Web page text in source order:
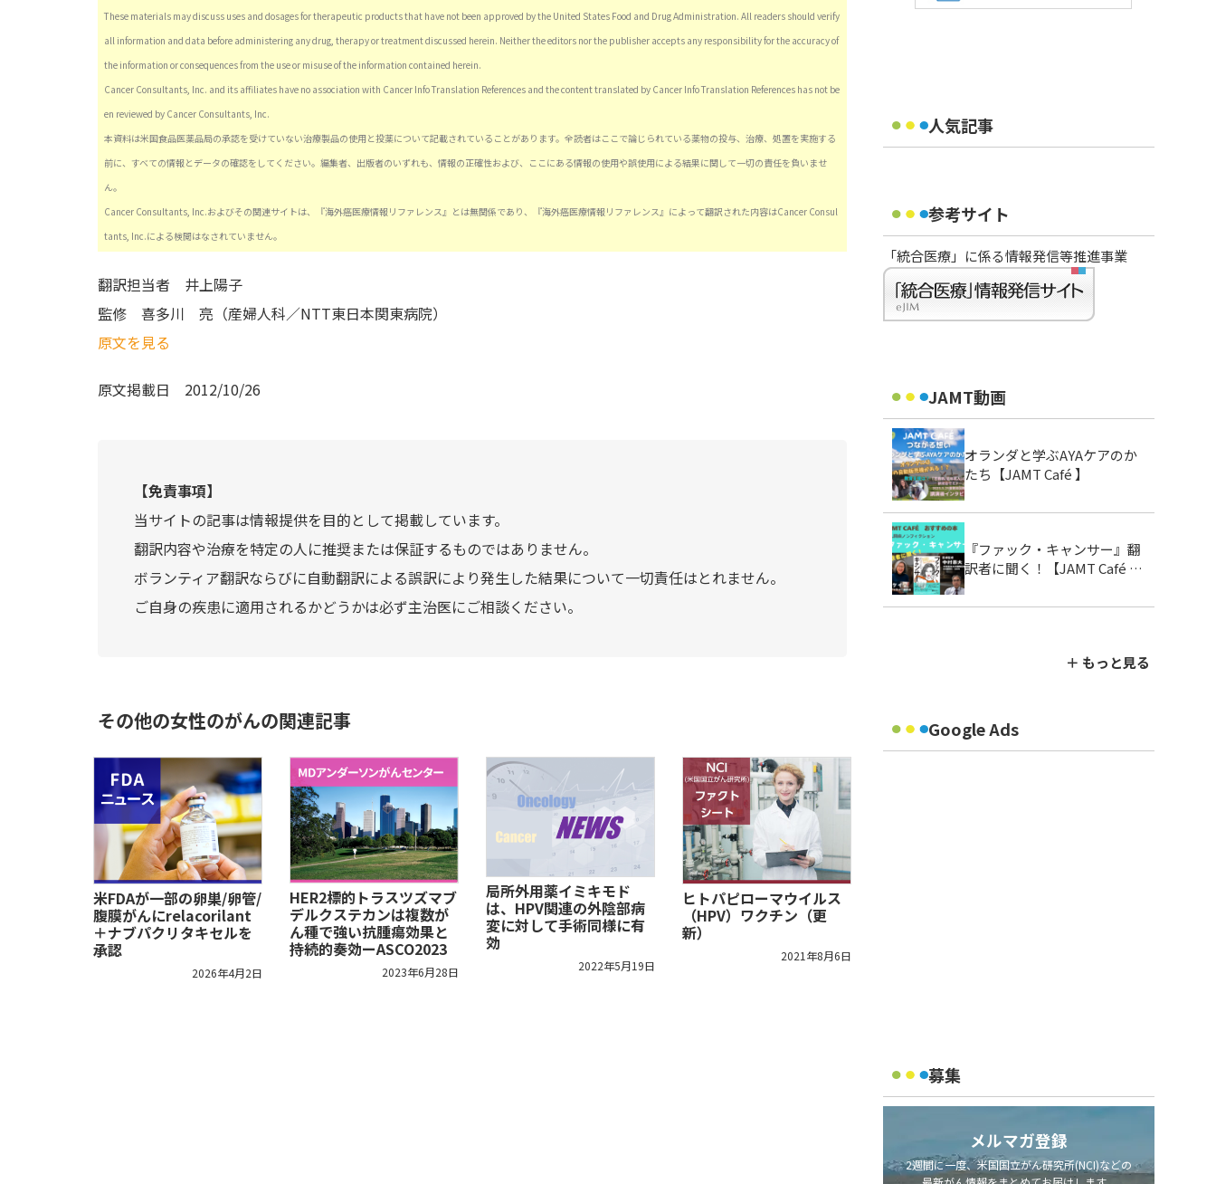
These materials may discuss uses and dosages for therapeutic products that have not been approved by the United States Food and Drug Administration. All readers should verify
all information and data before administering any drug, therapy or treatment discussed herein. Neither the editors nor the publisher accepts any responsibility for the accuracy of
the information or consequences from the use or misuse of the information contained herein.
Cancer Consultants, Inc. and its affiliates have no association with Cancer Info Translation References and the content translated by Cancer Info Translation References has not be
en reviewed by Cancer Consultants, Inc.
本資料は米国食品医薬品局の承認を受けていない治療製品の使用と投薬について記載されていることがあります。全読者はここで論じられている薬物の投与、治療、処置を実施する
前に、すべての情報とデータの確認をしてください。編集者、出版者のいずれも、情報の正確性および、ここにある情報の使用や誤使用による結果に関して一切の責任を負いませ
ん。
Cancer Consultants, Inc.およびその関連サイトは、『海外癌医療情報リファレンス』とは無関係であり、『海外癌医療情報リファレンス』によって翻訳された内容はCancer Consul
tants, Inc.による検閲はなされていません。
翻訳担当者 井上陽子
監修 喜多川 亮（産婦人科／NTT東日本関東病院）
原文を見る
原文掲載日 2012/10/26
【免責事項】
当サイトの記事は情報提供を目的として掲載しています。
翻訳内容や治療を特定の人に推奨または保証するものではありません。
ボランティア翻訳ならびに自動翻訳による誤訳により発生した結果について一切責任はとれません。
ご自身の疾患に適用されるかどうかは必ず主治医にご相談ください。
その他の女性のがんの関連記事
米FDAが一部の卵巣/卵管/
腹膜がんにrelacorilant
＋ナブパクリタキセルを
承認
2026年4月2日
HER2標的トラスツズマブ
デルクステカンは複数が
ん種で強い抗腫瘍効果と
持続的奏効ーASCO2023
2023年6月28日
局所外用薬イミキモド
は、HPV関連の外陰部病
変に対して手術同様に有
効
2022年5月19日
ヒトパピローマウイルス
（HPV）ワクチン（更
新）
2021年8月6日
人気記事
参考サイト
「統合医療」に係る情報発信等推進事業
JAMT動画
オランダと学ぶAYAケアのか
たち【JAMT Café 】
『ファック・キャンサー』翻
訳者に聞く！【JAMT Café お
＋ もっと見る
Google Ads
募集
メルマガ登録
2週間に一度、米国国立がん研究所(NCI)などの